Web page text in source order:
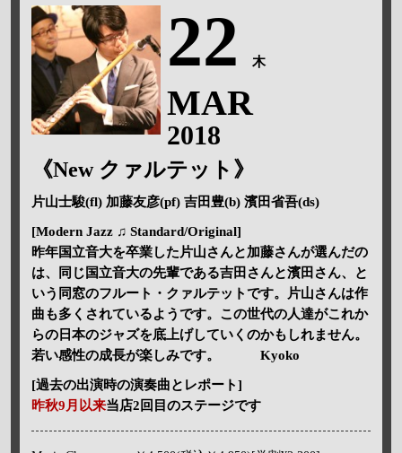
22 木
MAR
2018
《New クァルテット》
片山士駿(fl) 加藤友彦(pf) 吉田豊(b) 濱田省吾(ds)
[Modern Jazz ♫ Standard/Original]
昨年国立音大を卒業した片山さんと加藤さんが選んだの
は、同じ国立音大の先輩である吉田さんと濱田さん、と
いう同窓のフルート・クァルテットです。片山さんは作
曲も多くされているようです。この世代の人達がこれか
らの日本のジャズを底上げしていくのかもしれません。
若い感性の成長が楽しみです。 Kyoko
[過去の出演時の演奏曲とレポート]
昨秋9月以来当店2回目のステージです